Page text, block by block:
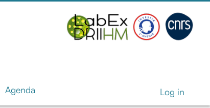
Agenda Log in